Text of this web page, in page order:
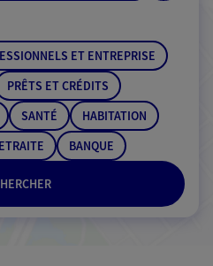
ET ENTREPRISE
PRÊTS ET CRÉDITS
SANTÉ
HABITATION
BANQUE